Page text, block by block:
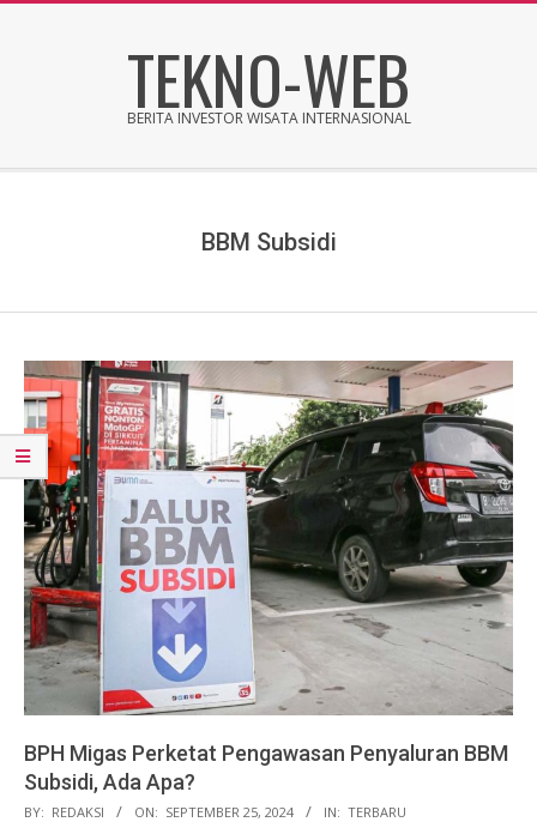
TEKNO-WEB
BERITA INVESTOR WISATA INTERNASIONAL
BBM Subsidi
BPH Migas Perketat Pengawasan Penyaluran BBM
Subsidi, Ada Apa?
2024-
BY: REDAKSI ON: SEPTEMBER 25, 2024 IN: TERBARU